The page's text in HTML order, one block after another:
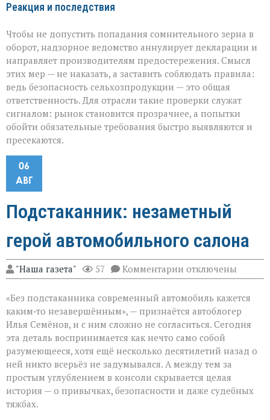
Реакция и последствия
Чтобы не допустить попадания сомнительного зерна в
оборот, надзорное ведомство аннулирует декларации и
направляет производителям предостережения. Смысл
этих мер — не наказать, а заставить соблюдать правила:
ведь безопасность сельхозпродукции — это общая
ответственность. Для отрасли такие проверки служат
сигналом: рынок становится прозрачнее, а попытки
обойти обязательные требования быстро выявляются и
пресекаются.
06
АВГ
Подстаканник: незаметный
герой автомобильного салона
"Наша газета" 57 Комментарии к
записи
незаметный
герой
автомобильного
салона
отключены
«Без подстаканника современный автомобиль кажется
каким‑то незавершённым», — признаётся автоблогер
Илья Семёнов, и с ним сложно не согласиться. Сегодня
эта деталь воспринимается как нечто само собой
разумеющееся, хотя ещё несколько десятилетий назад о
ней никто всерьёз не задумывался. А между тем за
простым углублением в консоли скрывается целая
история — о привычках, безопасности и даже судебных
тяжбах.